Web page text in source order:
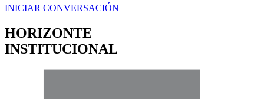
INICIAR CONVERSACIÓN
HORIZONTE
INSTITUCIONAL